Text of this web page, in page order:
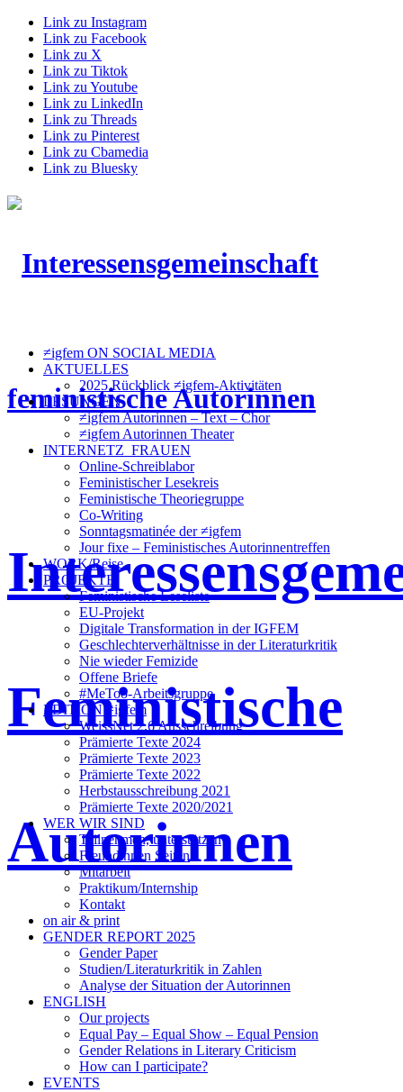
Link zu Instagram
Link zu Facebook
Link zu X
Link zu Tiktok
Link zu Youtube
Link zu LinkedIn
Link zu Threads
Link zu Pinterest
Link zu Cbamedia
Link zu Bluesky
Feministische
Autorinnen
≠igfem ON SOCIAL MEDIA
AKTUELLES
2025 Rückblick ≠igfem-Aktivitäten
LESUNGEN
≠igfem Autorinnen – Text – Chor
≠igfem Autorinnen Theater
INTERNETZ_FRAUEN
Online-Schreiblabor
Feministischer Lesekreis
Feministische Theoriegruppe
Co-Writing
Sonntagsmatinée der ≠igfem
Jour fixe – Feministisches Autorinnentreffen
WORK/Reise
PROJEKTE
Feministische Leseliste
EU-Projekt
Digitale Transformation in der IGFEM
Geschlechterverhältnisse in der Literaturkritik
Nie wieder Femizide
Offene Briefe
#MeToo-Arbeitsgruppe
EDITION ≠igfem
WeissNet 2.6 Ausschreibung
Prämierte Texte 2024
Prämierte Texte 2023
Prämierte Texte 2022
Herbstausschreibung 2021
Prämierte Texte 2020/2021
WER WIR SIND
Teilnehmen, unterstützen
Freundinnen Seiten
Mitarbeit
Praktikum/Internship
Kontakt
on air & print
GENDER REPORT 2025
Gender Paper
Studien/Literaturkritik in Zahlen
Analyse der Situation der Autorinnen
ENGLISH
Our projects
Equal Pay – Equal Show – Equal Pension
Gender Relations in Literary Criticism
How can I participate?
EVENTS